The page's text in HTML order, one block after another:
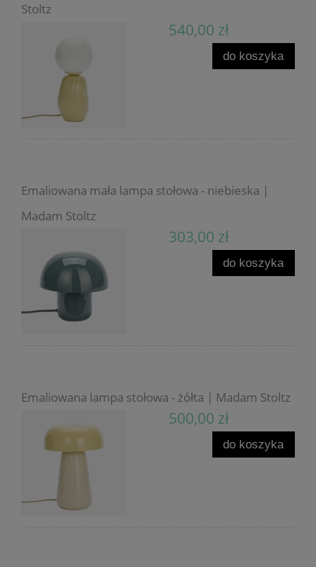
Stoltz
540,00 zł
do koszyka
Emaliowana mała lampa stołowa - niebieska |
Madam Stoltz
303,00 zł
do koszyka
Emaliowana lampa stołowa - żółta | Madam Stoltz
500,00 zł
do koszyka